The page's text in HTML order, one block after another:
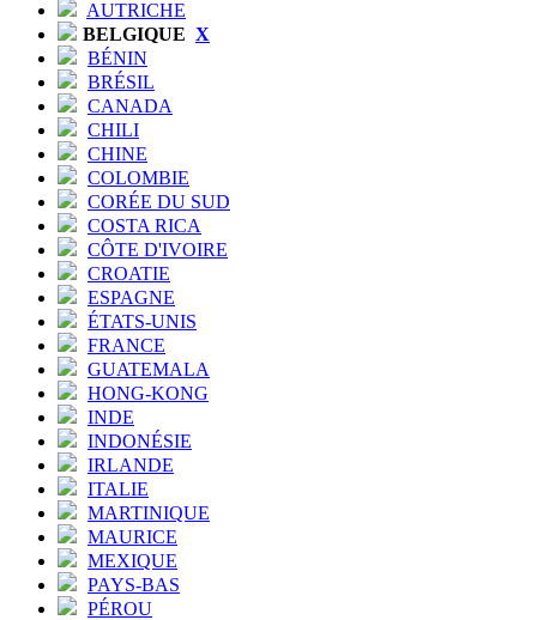
AUTRICHE
BELGIQUE X
BÉNIN
BRÉSIL
CANADA
CHILI
CHINE
COLOMBIE
CORÉE DU SUD
COSTA RICA
CÔTE D'IVOIRE
CROATIE
ESPAGNE
ÉTATS-UNIS
FRANCE
GUATEMALA
HONG-KONG
INDE
INDONÉSIE
IRLANDE
ITALIE
MARTINIQUE
MAURICE
MEXIQUE
PAYS-BAS
PÉROU